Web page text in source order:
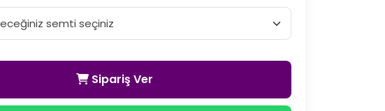
Sipariş Ver